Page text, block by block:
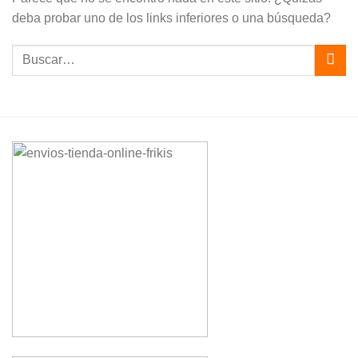
deba probar uno de los links inferiores o una búsqueda?